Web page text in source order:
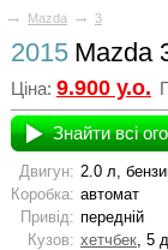
→ Mazda → 3
2015 Mazda
Ціна: 9.900 у.о.
Знайти всі
Двигун: 2.0 л,
Коробка: автомат
Привід: передній
Кузов: хетчбек, 5